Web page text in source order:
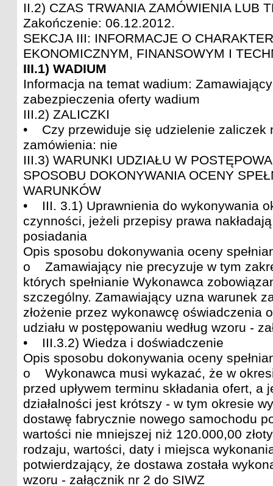
II.2) CZAS TRWANIA ZAMÓWIENIA LUB
Zakończenie: 06.12.2012.
SEKCJA III: INFORMACJE O
EKONOMICZNYM, FINANSOWYM I
III.1) WADIUM
Informacja na temat wadium:
zabezpieczenia oferty wadium
III.2) ZALICZKI
• Czy przewiduje się udzielenie zaliczek
zamówienia: nie
III.3) WARUNKI UDZIAŁU W
SPOSOBU DOKONYWANIA OCENY
WARUNKÓW
• III. 3.1) Uprawnienia do wykonywania
czynności, jeżeli przepisy prawa
posiadania
Opis sposobu dokonywania oceny
o Zamawiający nie precyzuje w tym
których spełnianie Wykonawca
szczególny. Zamawiający uzna warunek
złożenie przez wykonawcę oświadczenia
udziału w postępowaniu według wzoru -
• III.3.2) Wiedza i doświadczenie
Opis sposobu dokonywania oceny
o Wykonawca musi wykazać, że w
przed upływem terminu składania ofert, a
działalności jest krótszy - w tym okresie
dostawę fabrycznie nowego samochodu
wartości nie mniejszej niż 120.000,00
rodzaju, wartości, daty i miejsca
potwierdzający, że dostawa została
wzoru - załącznik nr 2 do SIWZ